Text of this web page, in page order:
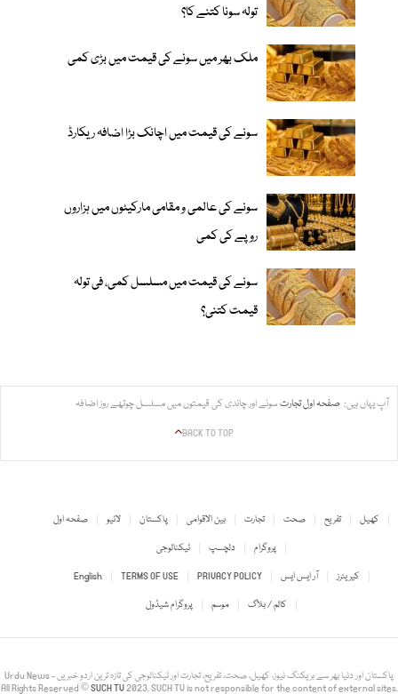
تولہ سونا کتنے کا؟
ملک بھر میں سونے کی قیمت میں بڑی کمی
سونے کی قیمت میں اچانک بڑا اضافہ ریکارڈ
سونے کی عالمی و مقامی مارکیٹوں میں ہزاروں
روپے کی کمی
سونے کی قیمت میں مسلسل کمی، فی تولہ
قیمت کتنی؟
آپ یہاں ہیں: صفحہ اولتجارتسونے اور چاندی کی قیمتوں میں مسلسل چوتھے روز اضافہ
BACK TO TOP
صفحہ اول لائیو پاکستان بین الاقوامی تجارت صحت تفریح
کھیل
ٹیکنالوجی
دلچسپ
پروگرام
English
TERMS OF USE PRIVACY POLICY آر ایس ایس
کیریئرز
پروگرام شیڈول
موسم کالم / بلاگ
Urdu News - پاکستان اور دنیا بھر سے بریکنگ نیوز، کھیل، صحت، تفریح، تجارت اور ٹیکنالوجی کی تازہ ترین اردو خبریں
All Rights Reserved ©SUCH TV2023. SUCH TV is not responsible for the content of external sites.